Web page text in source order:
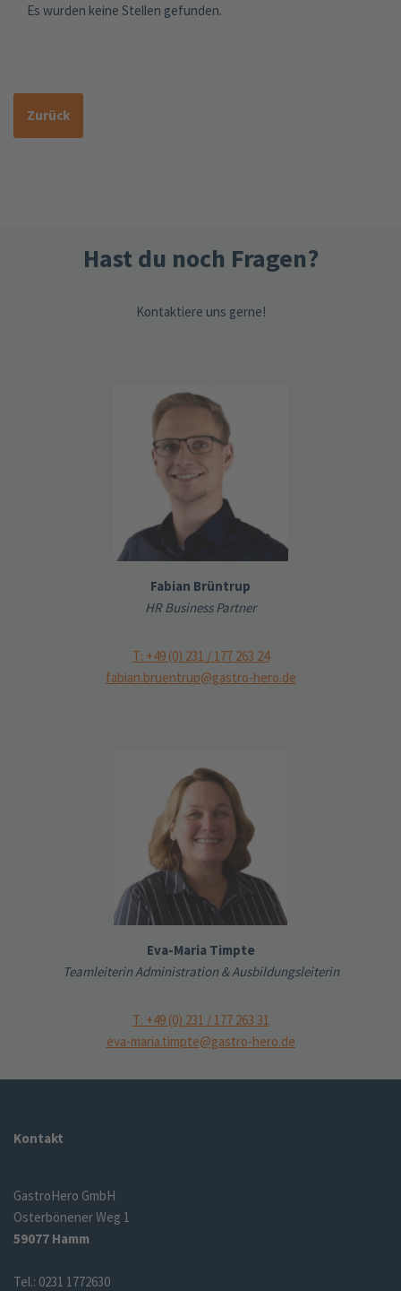
Es wurden keine Stellen gefunden.
Zurück
Hast du noch Fragen?
Kontaktiere uns gerne!
Fabian Brüntrup
HR Business Partner
T: +49 (0) 231 / 177 263 24
fabian.bruentrup@gastro-hero.de
Eva-Maria Timpte
Teamleiterin Administration & Ausbildungsleiterin
T: +49 (0) 231 / 177 263 31
eva-maria.timpte@gastro-hero.de
Kontakt
GastroHero GmbH
Osterbönener Weg 1
59077 Hamm
Tel.: 0231 1772630